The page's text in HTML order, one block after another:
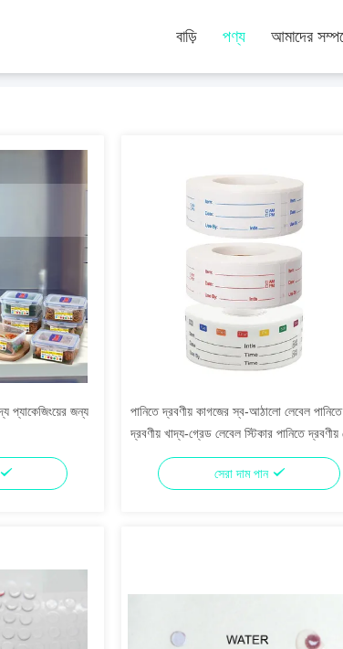
বাড়ি পণ্য আমাদের
প্যাকেজিংয়ের জন্য
পানিতে দ্রবণীয় কাগজের স্ব-আঠালো লেবেল পানিতে
দ্রবণীয় খাদ্য-গ্রেড লেবেল স্টিকার পানিতে দ্রবণীয়
সেরা দাম পান